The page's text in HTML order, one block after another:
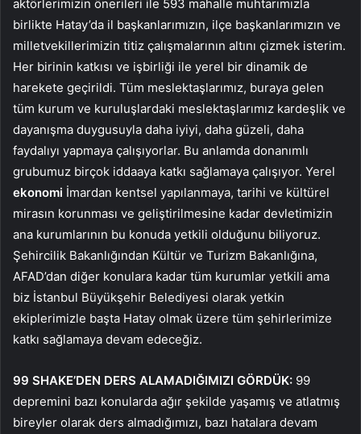
aktörlerimizin önerileri ile 593 mahalle muhtarımızla
birlikte Hatay’da il başkanlarımızın, ilçe başkanlarımızın ve
milletvekillerimizin titiz çalışmalarının altını çizmek isterim.
Her birinin katkısı ve işbirliği ile yerel bir dinamik de
harekete geçirildi. Tüm meslektaşlarımız, buraya gelen
tüm kurum ve kuruluşlardaki meslektaşlarımız kardeşlik ve
dayanışma duygusuyla daha iyiyi, daha güzeli, daha
faydalıyı yapmaya çalışıyorlar. Bu anlamda donanımlı
grubumuz birçok iddaaya katkı sağlamaya çalışıyor. Yerel
ekonomi İmardan kentsel yapılanmaya, tarihi ve kültürel
mirasın korunması ve geliştirilmesine kadar devletimizin
ana kurumlarının bu konuda yetkili olduğunu biliyoruz.
Şehircilik Bakanlığından Kültür ve Turizm Bakanlığına,
AFAD’dan diğer konulara kadar tüm kurumlar yetkili ama
biz İstanbul Büyükşehir Belediyesi olarak yetkin
ekiplerimizle başta Hatay olmak üzere tüm şehirlerimize
katkı sağlamaya devam edeceğiz.
99 SHAKE’DEN DERS ALAMADIĞIMIZI GÖRDÜK: 99
depremini bazı konularda ağır şekilde yaşamış ve atlatmış
bireyler olarak ders almadığımızı, bazı hatalara devam